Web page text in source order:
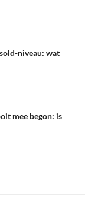
niveau: wat
mee begon: is